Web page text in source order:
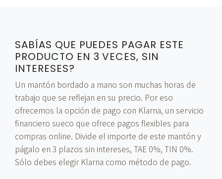
SABÍAS QUE PUEDES PAGAR ESTE
PRODUCTO EN 3 VECES, SIN
INTERESES?
Un mantón bordado a mano son muchas horas de
trabajo que se reflejan en su precio. Por eso
ofrecemos la opción de pago con Klarna, un servicio
financiero sueco que ofrece pagos flexibles para
compras online. Divide el importe de este mantón y
págalo en 3 plazos sin intereses, TAE 0%, TIN 0%.
Sólo debes elegir Klarna como método de pago.